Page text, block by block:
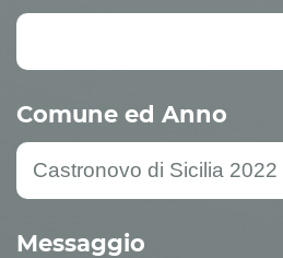
Comune ed Anno
Messaggio